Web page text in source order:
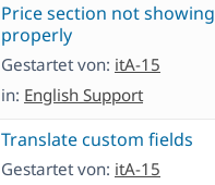
Price section not showing
properly
Gestartet von: itA-15
in: English Support
Translate custom fields
Gestartet von: itA-15